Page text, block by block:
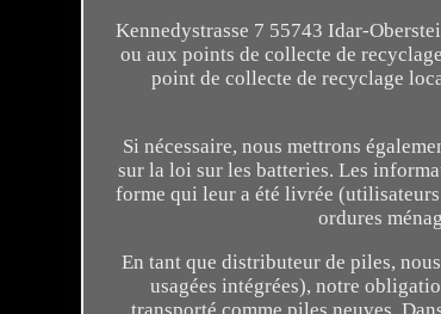
Kennedystrasse 7 55743 Idar-
ou aux points de collecte de
point de collecte de recyclage
Si nécessaire, nous mettrons
sur la loi sur les batteries. Les
forme qui leur a été livrée
ordures
En tant que distributeur de piles,
usagées intégrées), notre